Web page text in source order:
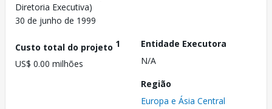
Diretoria Executiva)
30 de junho de 1999
Custo total do projeto 1
US$ 0.00 milhões
Entidade Executora
N/A
Região
Europa e Ásia Central